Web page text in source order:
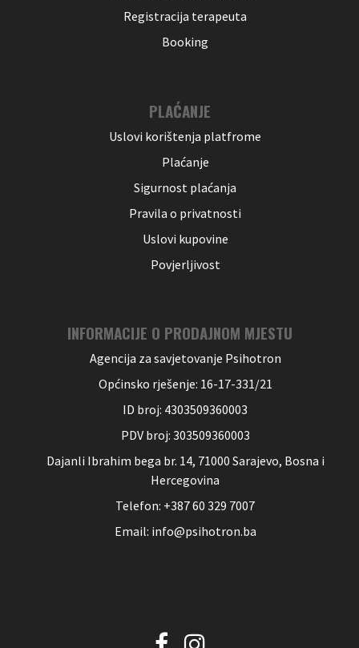
Registracija terapeuta
Booking
PLAĆANJE
Uslovi korištenja platfrome
Plaćanje
Sigurnost plaćanja
Pravila o privatnosti
Uslovi kupovine
Povjerljivost
INFORMACIJE O PRODAJNOM MJESTU
Agencija za savjetovanje Psihotron
Općinsko rješenje: 16-17-331/21
ID broj: 4303509360003
PDV broj: 303509360003
Dajanli Ibrahim bega br. 14, 71000 Sarajevo, Bosna i
Hercegovina
Telefon: +387 60 329 7007
Email: info@psihotron.ba